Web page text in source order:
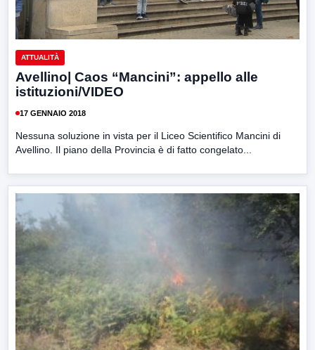
ATTUALITÀ
Avellino| Caos “Mancini”: appello alle
istituzioni/VIDEO
17 GENNAIO 2018
Nessuna soluzione in vista per il Liceo Scientifico Mancini di
Avellino. Il piano della Provincia è di fatto congelato...